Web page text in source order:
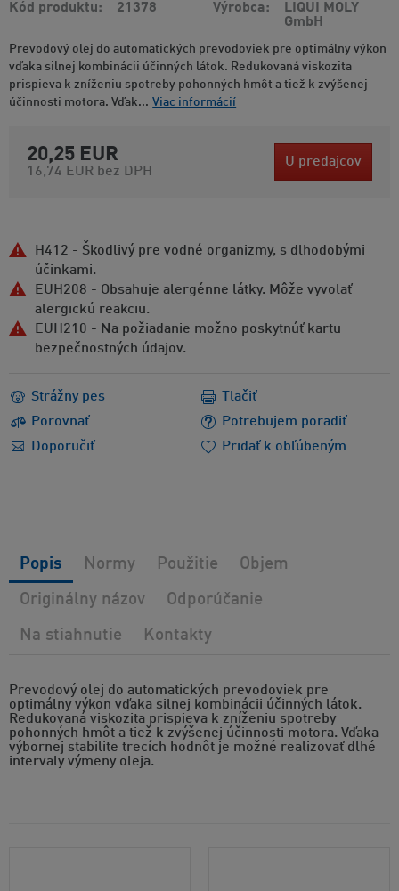
Kód produktu 21378 Výrobca
LIQUI MOLY
GmbH
Prevodový olej do automatických prevodoviek pre optimálny výkon
vďaka silnej kombinácii účinných látok. Redukovaná viskozita
prispieva k zníženiu spotreby pohonných hmôt a tiež k zvýšenej
účinnosti motora. Vďak... Viac informácií
20,25 EUR
16,74 EUR bez DPH
U predajcov
H412 - Škodlivý pre vodné organizmy, s dlhodobými
účinkami.
EUH208 - Obsahuje alergénne látky. Môže vyvolať
alergickú reakciu.
EUH210 - Na požiadanie možno poskytnúť kartu
bezpečnostných údajov.
Strážny pes
Porovnať
Potrebujem poradiť
Doporučiť
Tlačiť
Pridať k obľúbeným
Prevodový olej do automatických prevodoviek pre
optimálny výkon vďaka silnej kombinácii účinných látok.
Redukovaná viskozita prispieva k zníženiu spotreby
pohonných hmôt a tiež k zvýšenej účinnosti motora. Vďaka
výbornej stabilite trecích hodnôt je možné realizovať dlhé
intervaly výmeny oleja.
Popis Normy Použitie Objem
Originálny názov Odporúčanie
Na stiahnutie Kontakty